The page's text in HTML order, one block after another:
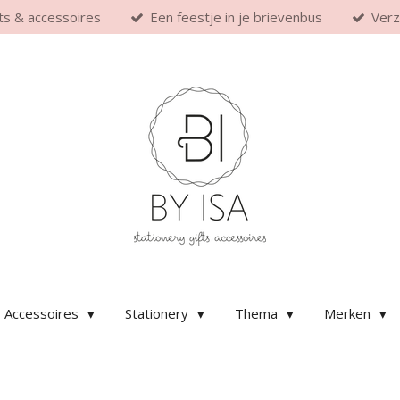
& accessoires Een feestje in je brievenbus
Accessoires Stationery Thema Merken